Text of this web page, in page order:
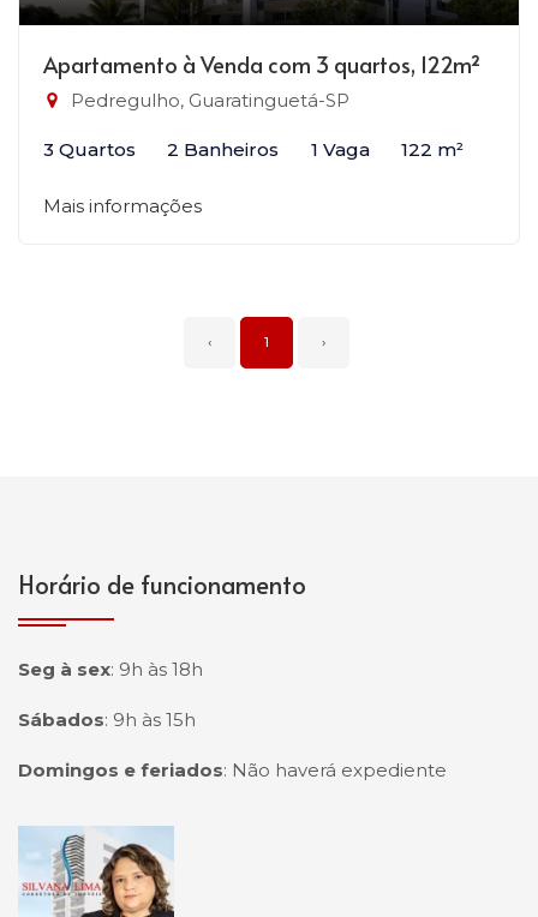
Apartamento à Venda com 3 quartos, 122m²
Pedregulho, Guaratinguetá-SP
3 Quartos 2 Banheiros 1 Vaga 122 m²
Mais informações
‹ 1 ›
Horário de funcionamento
Seg à sex: 9h às 18h
Sábados: 9h às 15h
Domingos e feriados: Não haverá expediente
Página inicial